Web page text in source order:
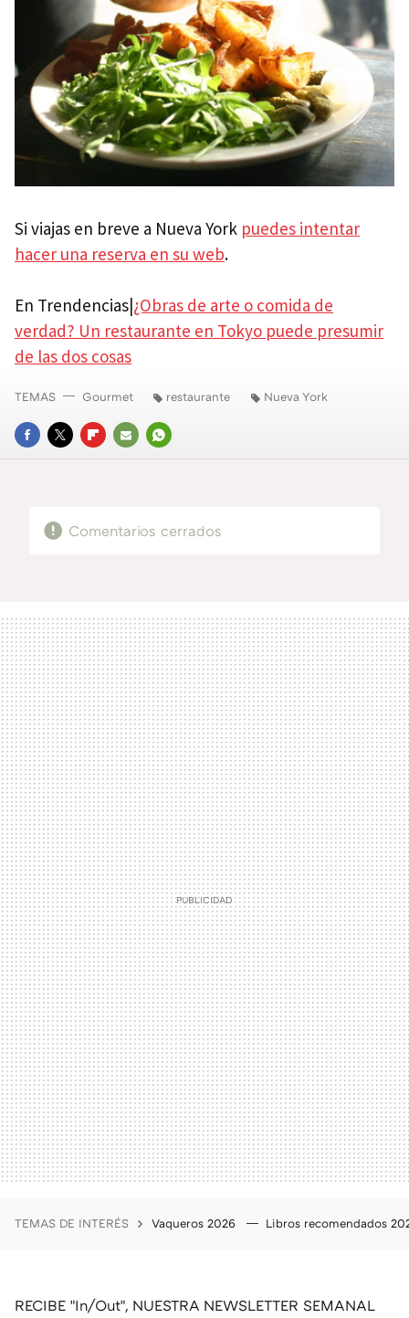
Si viajas en breve a Nueva York puedes intentar
hacer una reserva en su web.
En Trendencias|¿Obras de arte o comida de
verdad? Un restaurante en Tokyo puede presumir
de las dos cosas
FACEBOOK
TWITTERFLIPBOARD
E-
WHATSAPP
TEMAS Gourmet restaurante Nueva York
Comentarios cerrados
TEMAS DE INTERÉS Vaqueros 2026 Libros recomendados
RECIBE "In/Out", NUESTRA NEWSLETTER SEMANAL